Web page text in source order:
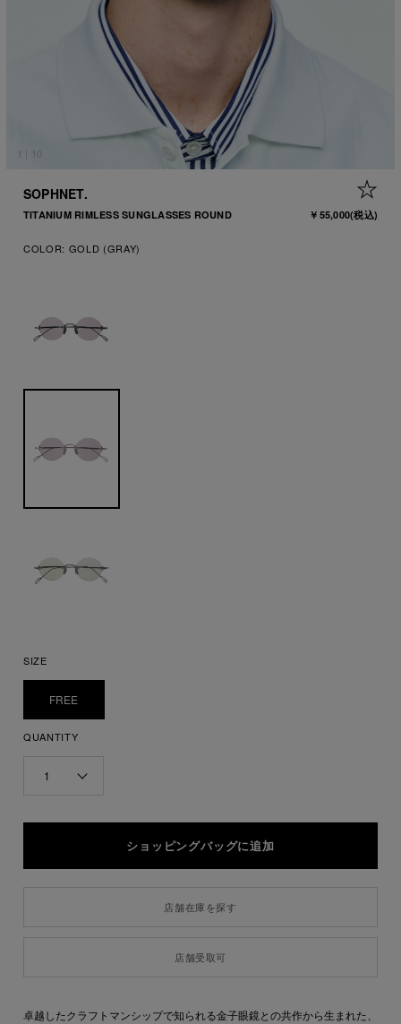
1 | 10
SOPHNET.
TITANIUM RIMLESS SUNGLASSES ROUND ￥55,000(税込)
COLOR: GOLD (GRAY)
SIZE
FREE
QUANTITY
1
店舗在庫を探す
店舗受取可
卓越したクラフトマンシップで知られる金子眼鏡との共作から生まれた、